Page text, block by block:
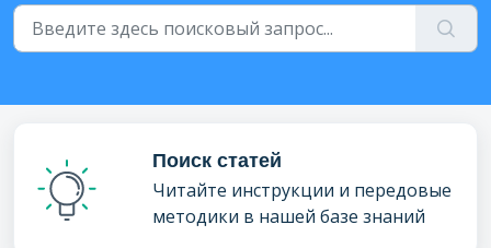
Поиск статей
Читайте инструкции и передовые
методики в нашей базе знаний